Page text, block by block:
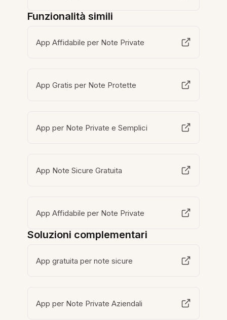
Funzionalità simili
App Affidabile per Note Private
App Gratis per Note Protette
App per Note Private e Semplici
App Note Sicure Gratuita
App Affidabile per Note Private
Soluzioni complementari
App gratuita per note sicure
App per Note Private Aziendali